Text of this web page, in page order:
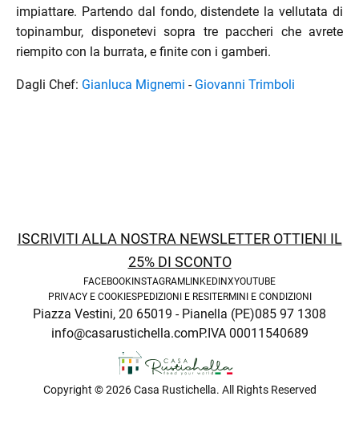
impiattare. Partendo dal fondo, distendete la vellutata di
topinambur, disponetevi sopra tre paccheri che avrete
riempito con la burrata, e finite con i gamberi.
Dagli Chef: Gianluca Mignemi - Giovanni Trimboli
ISCRIVITI ALLA NOSTRA NEWSLETTER OTTIENI IL
25% DI SCONTO
FACEBOOKINSTAGRAMLINKEDINXYOUTUBE
PRIVACY E COOKIESPEDIZIONI E RESITERMINI E CONDIZIONI
Piazza Vestini, 20 65019 - Pianella (PE)085 97 1308
info@casarustichella.comP.IVA 00011540689
Copyright © 2026 Casa Rustichella. All Rights Reserved